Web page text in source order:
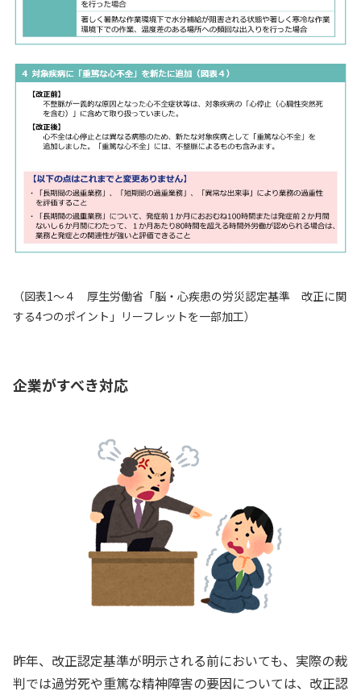
（図表1～４ 厚生労働省「脳・心疾患の労災認定基準 改正に関
する4つのポイント」リーフレットを一部加工）
企業がすべき対応
昨年、改正認定基準が明示される前においても、実際の裁
判では過労死や重篤な精神障害の要因については、改正認